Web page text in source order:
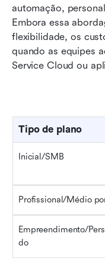
automação,
Embora essa
flexibilidade, os
quando as equipes
Service Cloud ou
Tipo de plano
Inicial/SMB
Profissional/Médio
Empreendimento/
do